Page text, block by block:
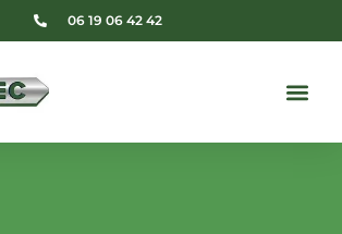
06 19 06 42 42